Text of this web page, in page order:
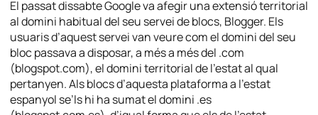
El passat dissabte Google va afegir una extensió territorial
al domini habitual del seu servei de blocs, Blogger. Els
usuaris d’aquest servei van veure com el domini del seu
bloc passava a disposar, a més a més del .com
(blogspot.com), el domini territorial de l’estat al qual
pertanyen. Als blocs d’aquesta plataforma a l’estat
espanyol se’ls hi ha sumat el domini .es